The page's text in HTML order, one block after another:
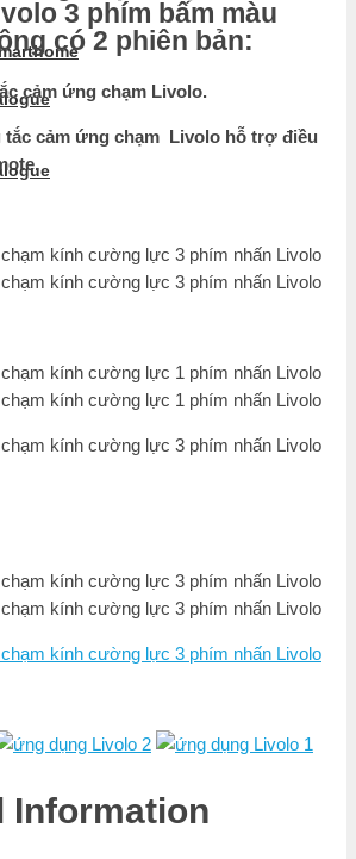
3 phím bấm màu
có 2 phiên bản:
cảm ứng chạm Livolo.
tắc cảm ứng chạm Livolo hỗ trợ điều
Information